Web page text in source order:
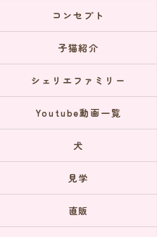
コンセプト
子猫紹介
シェリエファミリー
Youtube動画一覧
犬
見学
直販